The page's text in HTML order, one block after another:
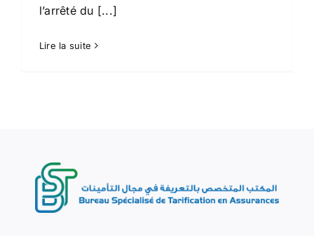
l’arrêté du [...]
Lire la suite